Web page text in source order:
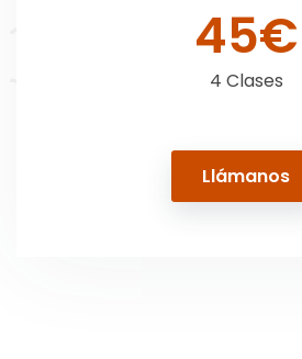
45€
4 Clases
Llámanos